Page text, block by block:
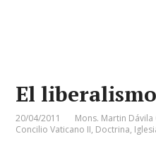
El
20/04/2011 Mons. Martin Dávila
Concilio Vaticano II, Doctrina,